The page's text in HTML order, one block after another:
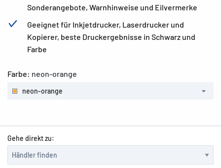
Sonderangebote, Warnhinweise und Eilvermerke
Geeignet für Inkjetdrucker, Laserdrucker und
Kopierer, beste Druckergebnisse in Schwarz und
Farbe
Farbe: neon-orange
neon-orange
Gehe direkt zu: